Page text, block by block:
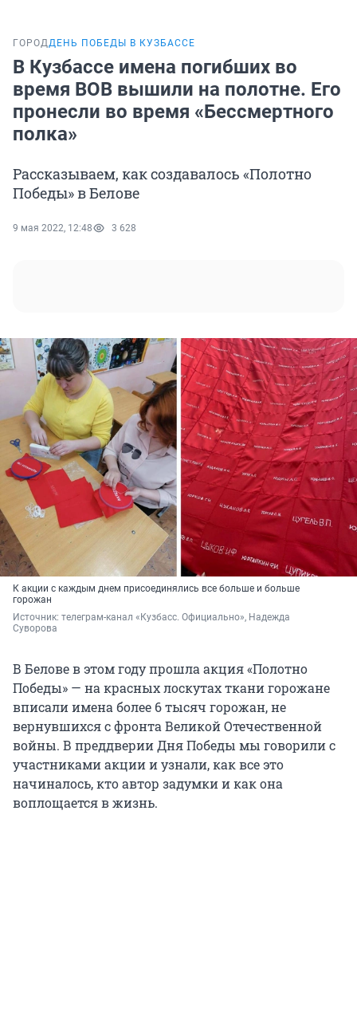
ГОРОДДЕНЬ ПОБЕДЫ В КУЗБАССЕ
В Кузбассе имена погибших во
время ВОВ вышили на полотне. Его
пронесли во время «Бессмертного
полка»
Рассказываем, как создавалось «Полотно
Победы» в Белове
9 мая 2022, 12:48 3 628
К акции с каждым днем присоединялись все больше и больше
горожан
Источник: телеграм-канал «Кузбасс. Официально», Надежда
Суворова
В Белове в этом году прошла акция «Полотно
Победы» — на красных лоскутах ткани горожане
вписали имена более 6 тысяч горожан, не
вернувшихся с фронта Великой Отечественной
войны. В преддверии Дня Победы мы говорили с
участниками акции и узнали, как все это
начиналось, кто автор задумки и как она
воплощается в жизнь.